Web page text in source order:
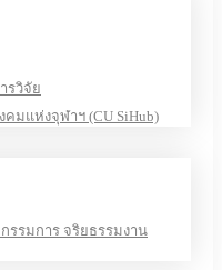
รวิจัย
มแห่งจุฬาฯ (CU SiHub)
รรมการ จริยธรรมงาน